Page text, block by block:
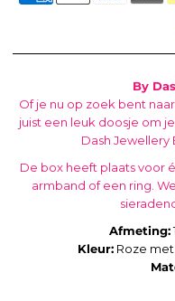
By
Of je nu op zoek bent
juist een leuk doosje om
Dash
De box heeft plaats voor
armband of een ring.
Afmeting:
Kleur:Roze